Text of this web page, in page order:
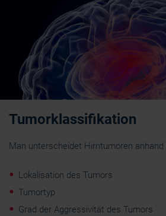
Tumorklassifikation
Man unterscheidet Hirntumoren anhand
Lokalisation des Tumors
Tumortyp
Grad der Aggressivität des Tumors